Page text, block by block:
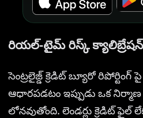
రియల్-టైమ్ రిస్క్ క్యాలిబ్రేషన్
సెంట్రలైజ్డ్ క్రెడిట్ బ్యూరో
ఆధారపడటం ఇప్పుడు ఒక నిర్మాణ
లోనవుతోంది. లెండర్లు క్రెడిట్ ఫైల్